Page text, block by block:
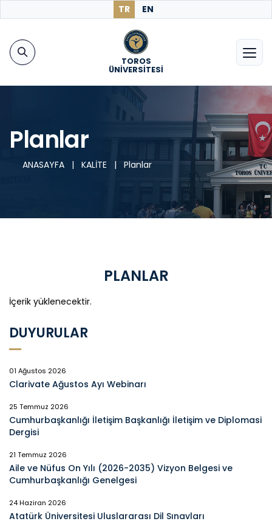
TR EN
TOROS
ÜNİVERSİTESİ
Planlar
ANASAYFA | KALİTE | Planlar
PLANLAR
İçerik yüklenecektir.
DUYURULAR
01 Ağustos 2026
Clarivate Ağustos Ayı Webinarı
25 Temmuz 2026
Cumhurbaşkanlığı İletişim Başkanlığı İletişim ve Diplomasi
Dergisi
21 Temmuz 2026
Aile ve Nüfus On Yılı (2026-2035) Vizyon Belgesi ve
Cumhurbaşkanlığı Genelgesi
24 Haziran 2026
Atatürk Üniversitesi Uluslararası Dil Sınavları